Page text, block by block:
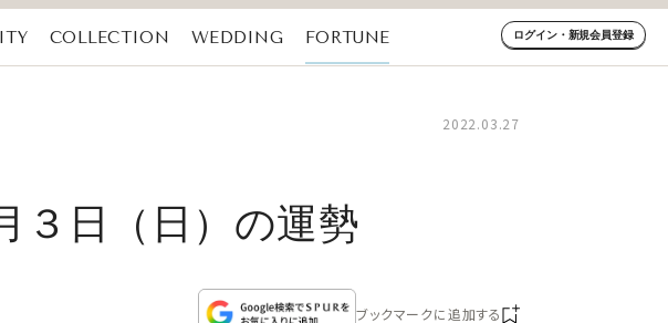
COLLECTION WEDDING
FORTUNE
ログイン・新規会員登録
2022.03.27
３日（日）の運勢
ブックマークに追加する